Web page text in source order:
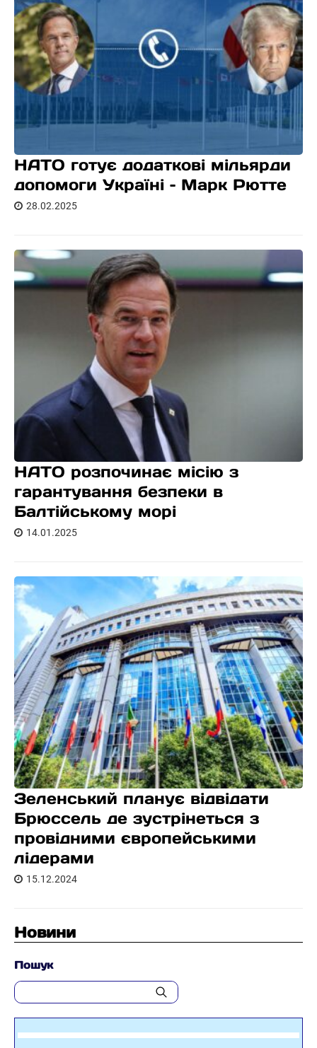
НАТО готує додаткові мільярди
допомоги Україні – Марк Рютте
28.02.2025
НАТО розпочинає місію з
гарантування безпеки в
Балтійському морі
14.01.2025
Зеленський планує відвідати
Брюссель де зустрінеться з
провідними європейськими
лідерами
15.12.2024
Новини
Пошук